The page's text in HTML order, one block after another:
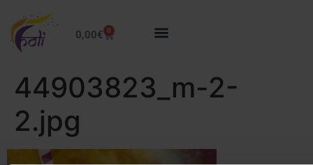
0,00€ 0
44903823_m-2-
2.jpg